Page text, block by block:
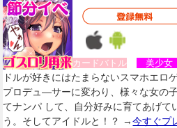
カードバトル 美少女
ドルが好きにはたまらないスマホエロゲ
プロデュ―サーに変わり、様々な女の
てナンパ して、自分好みに育てあげて
う。そしてアイドルと！？ →今すぐプ